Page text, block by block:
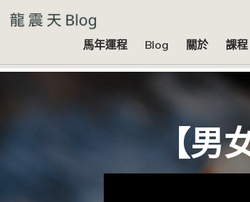
馬年運程 Blog 關於 課程
【男